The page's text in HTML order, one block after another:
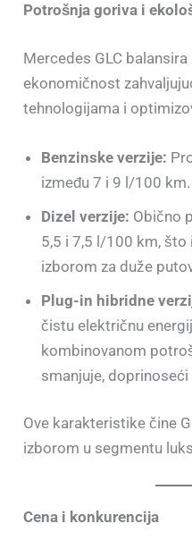
Potrošnja goriva i
Mercedes GLC
ekonomičnost
tehnologijama i
Benzinske verzije:
između 7 i 9 l/100 km.
Dizel verzije: Obično
5,5 i 7,5 l/100 km,
izborom za duže
Plug-in hibridne
čistu električnu
kombinovanom
smanjuje,
Ove karakteristike čine
izborom u segmentu
Cena i konkurencija